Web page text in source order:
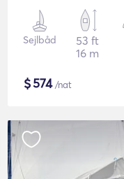
Sejlbåd
53 ft
16 m
$574/nat